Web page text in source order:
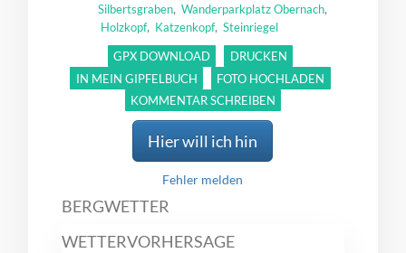
Silbertsgraben,Wanderparkplatz Obernach,
Holzkopf, Katzenkopf,Steinriegel
GPX DOWNLOAD
DRUCKEN
IN MEIN GIPFELBUCH
FOTO HOCHLADEN
KOMMENTAR SCHREIBEN
Hier will ich hin
Fehler melden
BERGWETTER
WETTERVORHERSAGE